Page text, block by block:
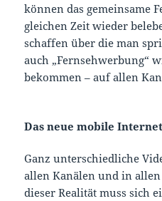
können das gemeinsame
gleichen Zeit wieder
schaffen über die man
auch „Fernsehwerbung“
bekommen – auf allen
Das neue mobile
Ganz unterschiedliche
allen Kanälen und in
dieser Realität muss sich